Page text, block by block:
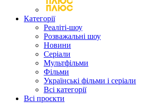
Категорії
Реаліті-шоу
Розважальні шоу
Новини
Серіали
Мультфільми
Фільми
Українські фільми і серіали
Всі категорії
Всі проєкти